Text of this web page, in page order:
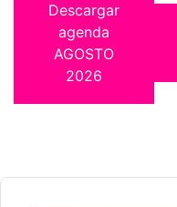
Descargar
agenda
AGOSTO
2026